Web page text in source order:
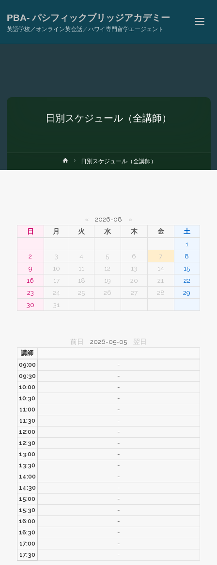
PBA- パシフィックブリッジアカデミー
英語学校／オンライン英会話／ハワイ専門留学エージェント
日別スケジュール（全講師）
ホ
ー
日別スケジュール（全講師）
« 2026-08
»
日
月 火 水 木 金
土
1
2
3 4 5 6 7
8
9
10 11 12 13 14
15
16
17 18 19 20 21
22
23
24 25 26 27 28
29
30
31
前日 2026-05-05 翌日
講師
09:00
-
09:30
-
10:00
-
10:30
-
11:00
-
11:30
-
12:00
-
12:30
-
13:00
-
13:30
-
14:00
-
14:30
-
15:00
-
15:30
-
16:00
-
16:30
-
17:00
-
17:30
-